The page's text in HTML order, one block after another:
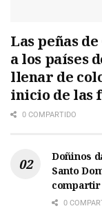
Las peñas
a los países
llenar de
inicio de las
0 COMPARTIDO
Doñinos
Santo
0